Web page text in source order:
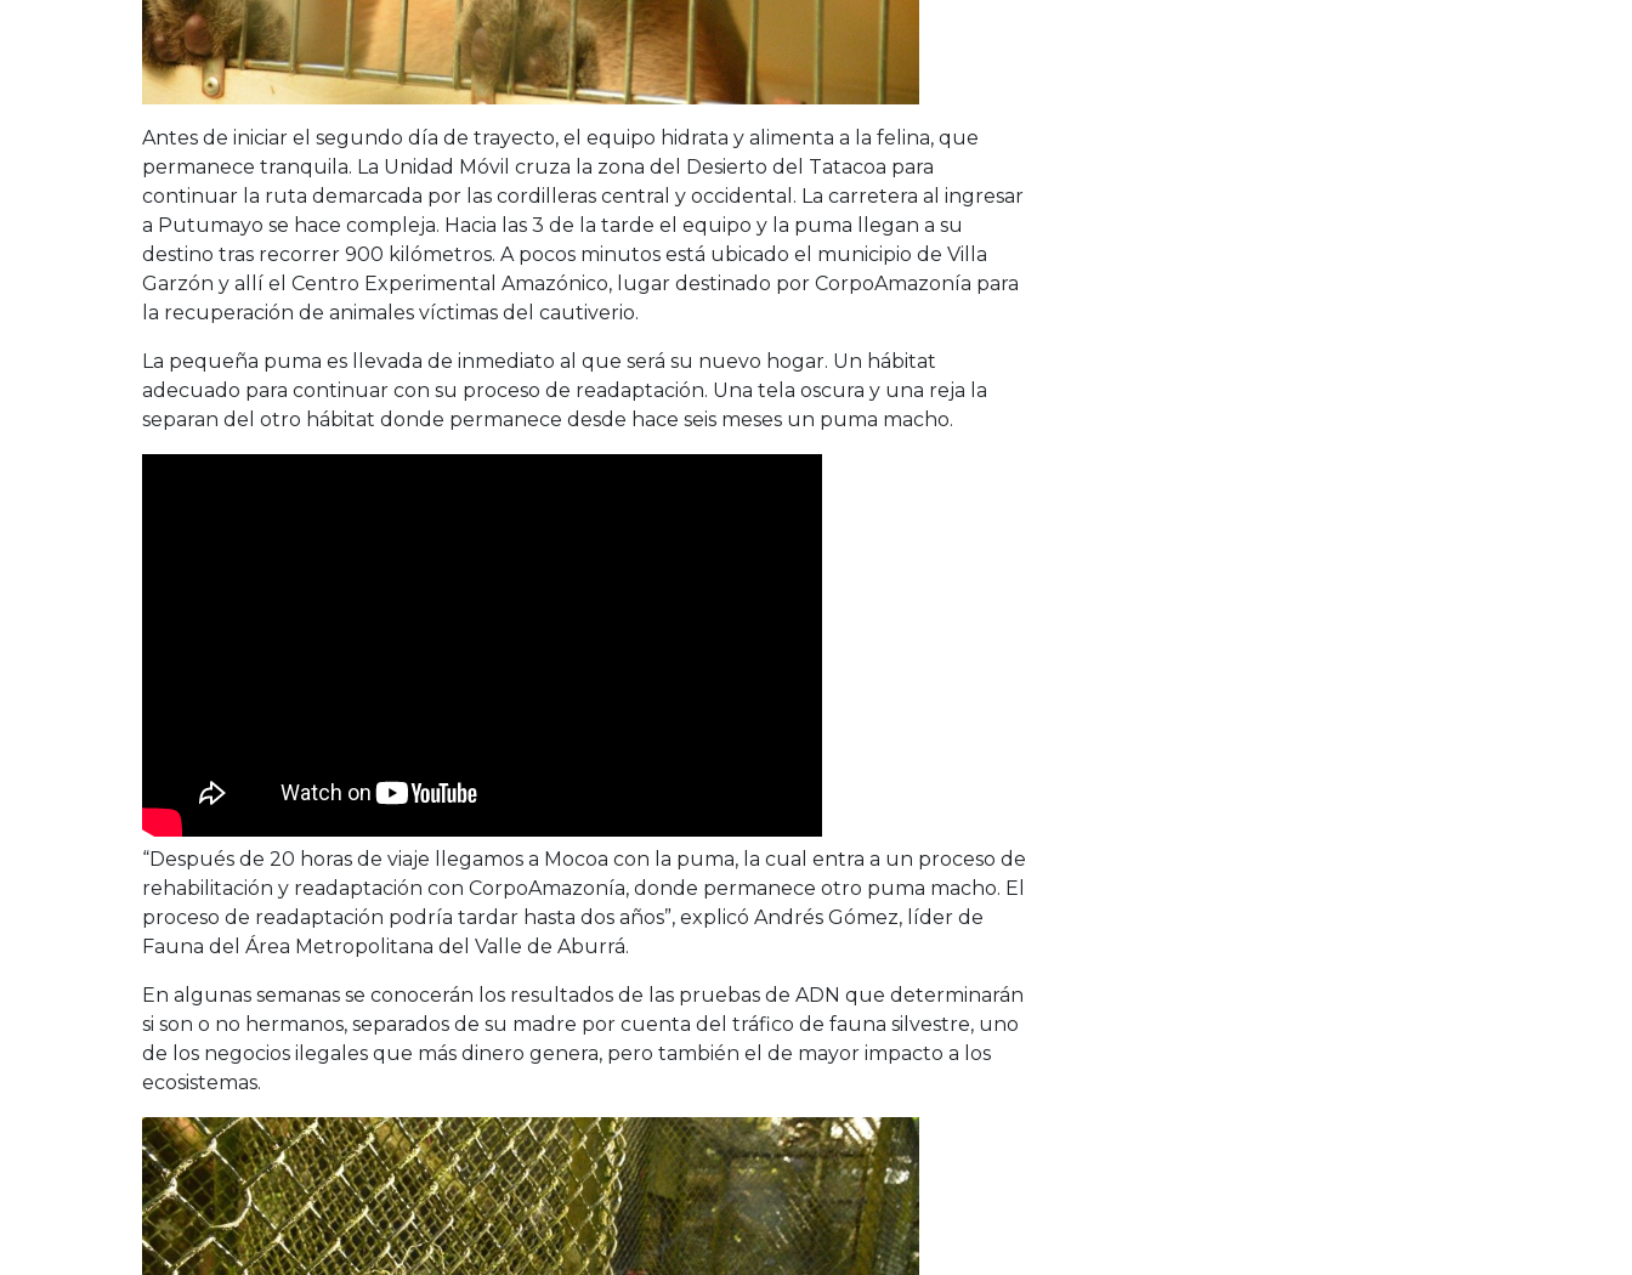
Antes de iniciar el segundo día de trayecto, el equipo hidrata y alimenta a la felina, que
permanece tranquila. La Unidad Móvil cruza la zona del Desierto del Tatacoa para
continuar la ruta demarcada por las cordilleras central y occidental. La carretera al ingresar
a Putumayo se hace compleja. Hacia las 3 de la tarde el equipo y la puma llegan a su
destino tras recorrer 900 kilómetros. A pocos minutos está ubicado el municipio de Villa
Garzón y allí el Centro Experimental Amazónico, lugar destinado por CorpoAmazonía para
La pequeña puma es llevada de inmediato al que será su nuevo hogar. Un hábitat
adecuado para continuar con su proceso de readaptación. Una tela oscura y una reja la
“Después de 20 horas de viaje llegamos a Mocoa con la puma, la cual entra a un proceso de
rehabilitación y readaptación con CorpoAmazonía, donde permanece otro puma macho. El
proceso de readaptación podría tardar hasta dos años”, explicó Andrés Gómez, líder de
En algunas semanas se conocerán los resultados de las pruebas de ADN que determinarán
si son o no hermanos, separados de su madre por cuenta del tráfico de fauna silvestre, uno
de los negocios ilegales que más dinero genera, pero también el de mayor impacto a los